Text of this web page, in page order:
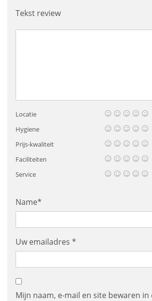
Tekst review
Locatie
Hygiene
Prijs-kwaliteit
Faciliteiten
Service
Name*
Uw emailadres *
Mijn naam, e-mail en site bewaren